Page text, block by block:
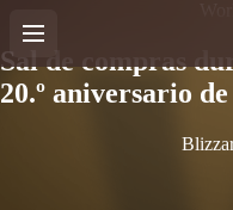
Sal de compras
20.º aniversario